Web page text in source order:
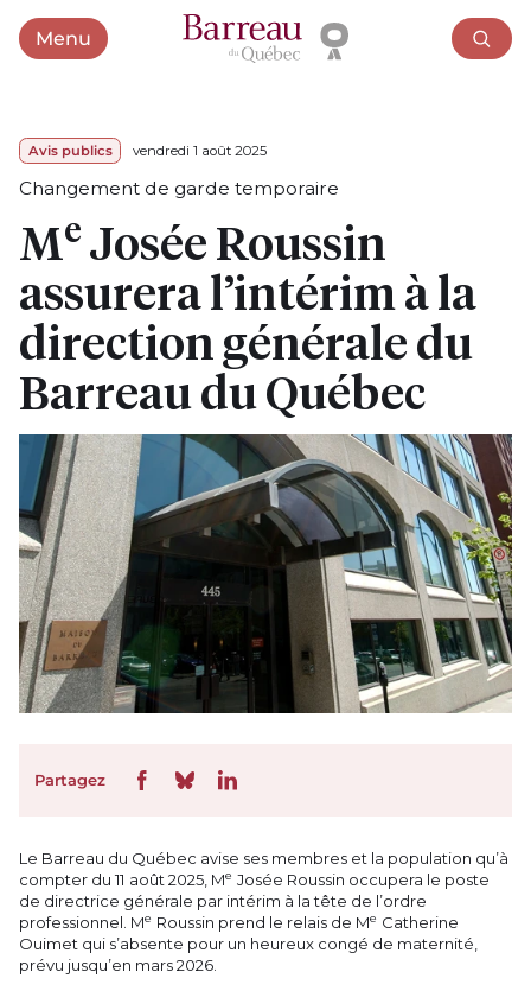
MenuOuvrir le menu
Avis publics vendredi 1 août 2025
Changement de garde temporaire
Me Josée Roussin
assurera l’intérim à la
direction générale du
Barreau du Québec
Partagez
Le Barreau du Québec avise ses membres et la population qu’à
compter du 11 août 2025, Me Josée Roussin occupera le poste
de directrice générale par intérim à la tête de l’ordre
professionnel. Me Roussin prend le relais de Me Catherine
Ouimet qui s’absente pour un heureux congé de maternité,
prévu jusqu’en mars 2026.